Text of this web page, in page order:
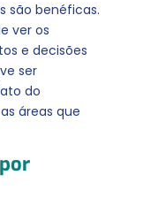
são benéficas.
ver os
e decisões
ser
do
áreas que